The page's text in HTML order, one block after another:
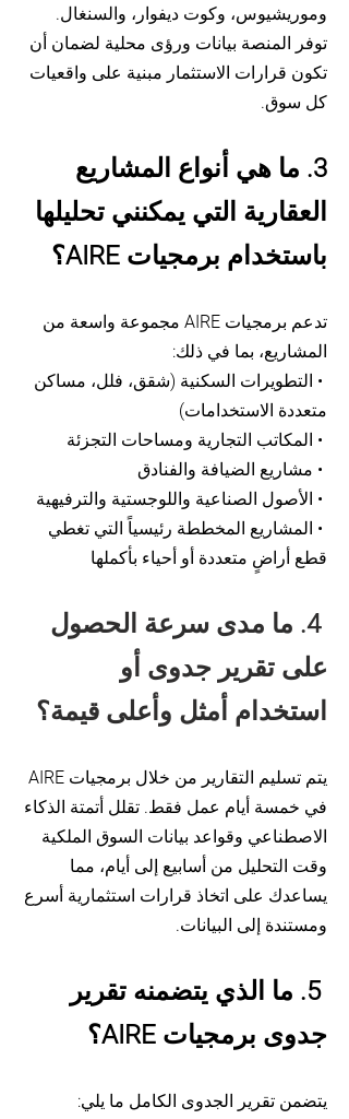
وموريشيوس، وكوت ديفوار، والسنغال.
توفر المنصة بيانات ورؤى محلية لضمان أن
تكون قرارات الاستثمار مبنية على واقعيات
كل سوق.
3. ما هي أنواع المشاريع
العقارية التي يمكنني تحليلها
باستخدام برمجيات AIRE؟
تدعم برمجيات AIRE مجموعة واسعة من
المشاريع، بما في ذلك:
• التطويرات السكنية (شقق، فلل، مساكن
متعددة الاستخدامات)
• المكاتب التجارية ومساحات التجزئة
• مشاريع الضيافة والفنادق
• الأصول الصناعية واللوجستية والترفيهية
• المشاريع المخططة رئيسياً التي تغطي
قطع أراضٍ متعددة أو أحياء بأكملها
4. ما مدى سرعة الحصول
على تقرير جدوى أو
استخدام أمثل وأعلى قيمة؟
يتم تسليم التقارير من خلال برمجيات AIRE
في خمسة أيام عمل فقط. تقلل أتمتة الذكاء
الاصطناعي وقواعد بيانات السوق الملكية
وقت التحليل من أسابيع إلى أيام، مما
يساعدك على اتخاذ قرارات استثمارية أسرع
ومستندة إلى البيانات.
5. ما الذي يتضمنه تقرير
جدوى برمجيات AIRE؟
يتضمن تقرير الجدوى الكامل ما يلي: